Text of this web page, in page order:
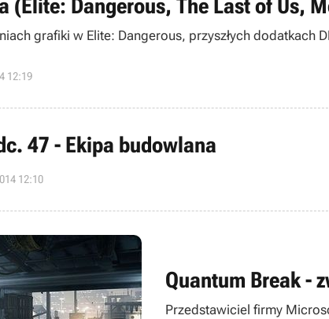
(Elite: Dangerous, The Last of Us,
grafiki w Elite: Dangerous, przyszłych
12:19
47 - Ekipa budowlana
12:10
Quantum Break -
Przedstawiciel firmy